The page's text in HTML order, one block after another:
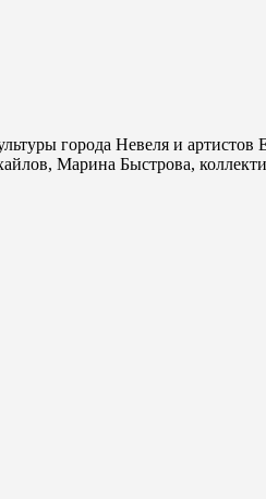
города Невеля и артистов
Марина Быстрова,